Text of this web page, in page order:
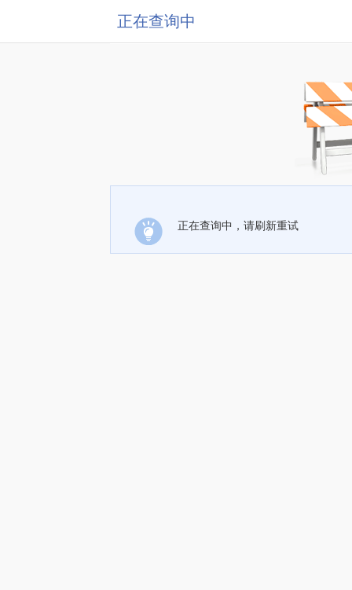
正在查询中
正在查询中，请刷新重试